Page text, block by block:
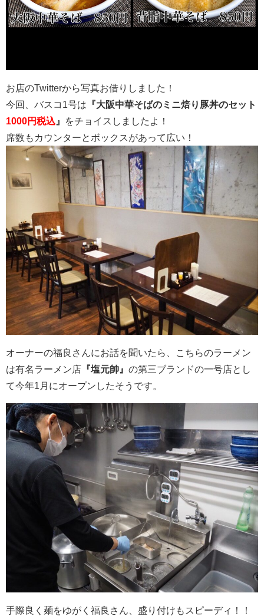
お店のTwitterから写真お借りしました！
今回、バスコ1号は 『大阪中華そばのミニ焙り豚丼のセット
1000円税込 』
をチョイスしましたよ！
席数もカウンターとボックスがあって広い！
オーナーの福良さんにお話を聞いたら、こちらのラーメン
は有名ラーメン店 『塩元帥』 の第三ブランドの一号店とし
て今年1月にオープンしたそうです。
手際良く麺をゆがく福良さん、盛り付けもスピーディ！！